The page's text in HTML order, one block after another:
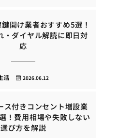
開け業者おすすめ5選！
・ダイヤル解読に即日対
応
2026.06.12
活
ス付きコンセント増設業
！費用相場や失敗しない
選び方を解説